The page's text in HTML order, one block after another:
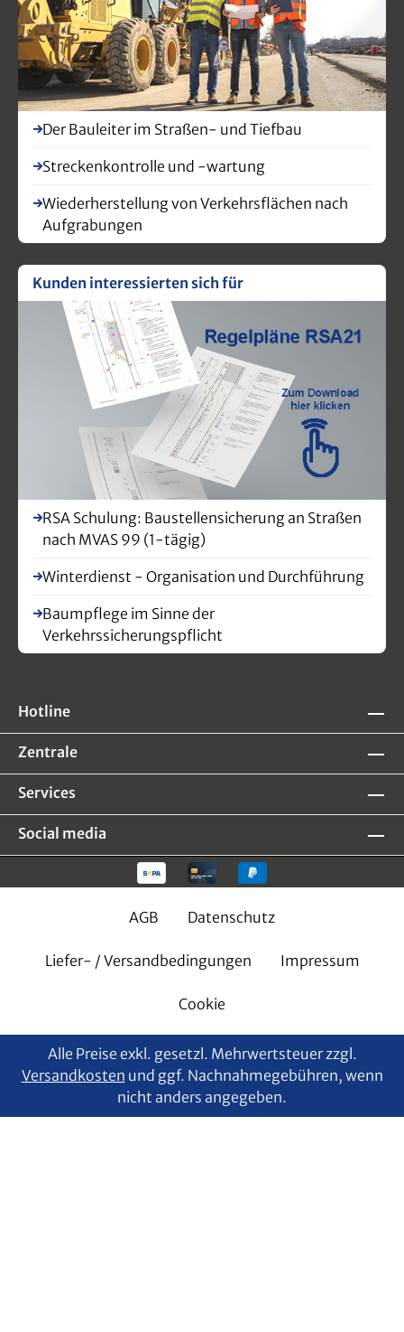
Der Bauleiter im Straßen- und Tiefbau
Streckenkontrolle und -wartung
Wiederherstellung von Verkehrsflächen nach
Aufgrabungen
Kunden interessierten sich für
RSA Schulung: Baustellensicherung an Straßen
nach MVAS 99 (1-tägig)
Winterdienst - Organisation und Durchführung
Baumpflege im Sinne der
Verkehrssicherungspflicht
Hotline
Zentrale
Services
Social media
AGB Datenschutz
Liefer- / Versandbedingungen Impressum
Cookie
Alle Preise exkl. gesetzl. Mehrwertsteuer zzgl.
Versandkosten und ggf. Nachnahmegebühren, wenn
nicht anders angegeben.